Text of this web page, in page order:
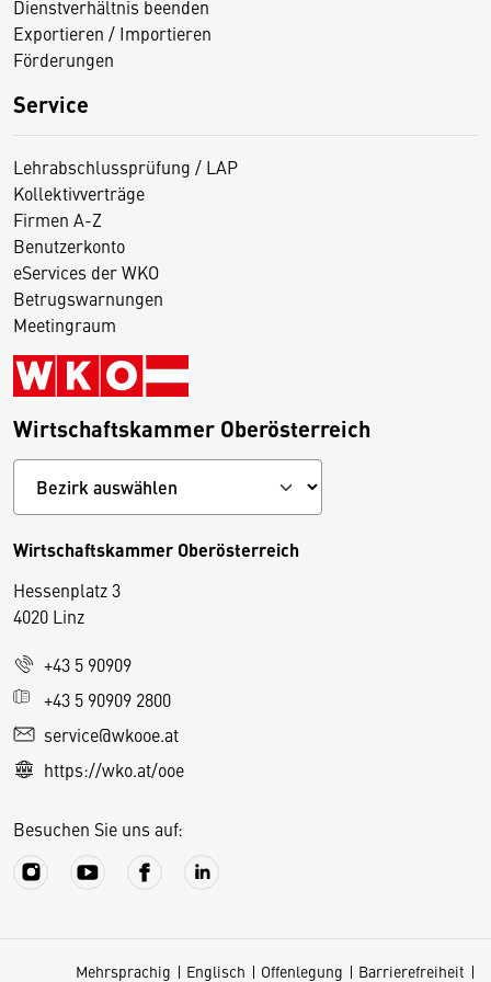
Dienstverhältnis beenden
Exportieren / Importieren
Förderungen
Service
Lehrabschlussprüfung / LAP
Kollektivverträge
Firmen A-Z
Benutzerkonto
eServices der WKO
Betrugswarnungen
Meetingraum
Wirtschaftskammer Oberösterreich
Wirtschaftskammer Oberösterreich
Hessenplatz 3
4020 Linz
+43 5 90909
+43 5 90909 2800
service@wkooe.at
https://wko.at/ooe
Besuchen Sie uns auf:
Mehrsprachig Englisch Offenlegung Barrierefreiheit
D
e
s
S
e